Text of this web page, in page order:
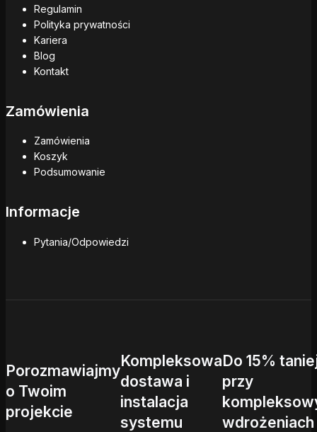
Regulamin
Polityka prywatności
Kariera
Blog
Kontakt
Zamówienia
Zamówienia
Koszyk
Podsumowanie
Informacje
Pytania/Odpowiedzi
Porozmawiajmy
o Twoim
projekcie
Kompleksowa
dostawa i
instalacja
systemu
Do 15%
przy
wdrożeniach